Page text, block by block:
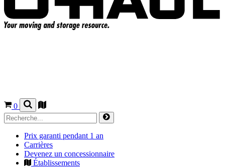
0
Prix garanti pendant 1 an
Carrières
Devenez un concessionnaire
Établissements